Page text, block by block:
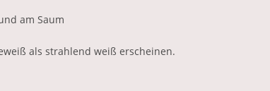
am Saum
als strahlend weiß erscheinen.